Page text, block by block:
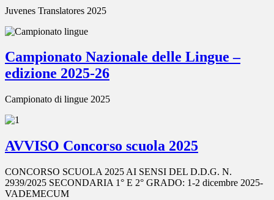
Juvenes Translatores 2025
Campionato Nazionale delle Lingue –
edizione 2025-26
Campionato di lingue 2025
AVVISO Concorso scuola 2025
CONCORSO SCUOLA 2025 AI SENSI DEL D.D.G. N.
2939/2025 SECONDARIA 1° E 2° GRADO: 1-2 dicembre 2025-
VADEMECUM